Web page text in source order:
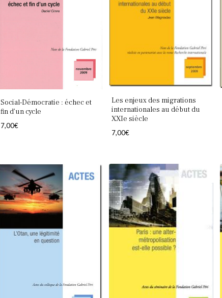
Social-Démocratie : échec et
fin d’un cycle
7,00€
Les enjeux des migrations
internationales au début du
XXIe siècle
7,00€